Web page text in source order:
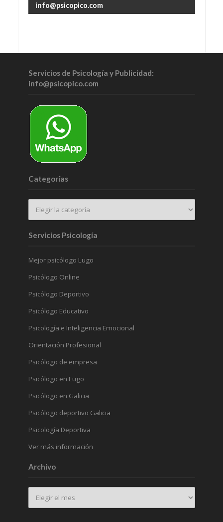
info@psicopico.com
Servicios de Psicología y Publicidad:
info@psicopico.com
Categorías
Servicios Psicología
Mejor psicólogo Lugo
Psicólogo Online
Psicólogo Deportivo
Psicólogo Educativo
Psicología e Inteligencia Emocional
Orientación Profesional
Psicólogo de empresa
Psicólogo en Lugo
Psicólogo en Galicia
Psicólogo deportivo Galicia
Psicología Deportiva
Ver más información
Archivo
Archivo